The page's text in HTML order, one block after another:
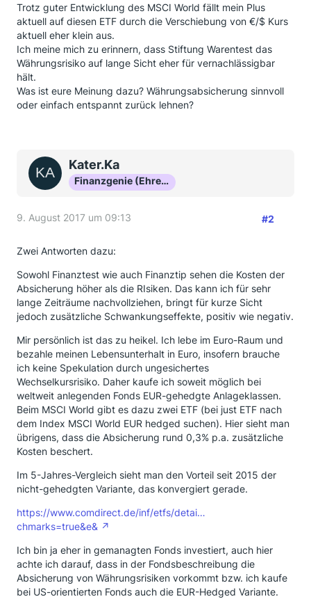
Trotz guter Entwicklung des MSCI World fällt mein Plus
aktuell auf diesen ETF durch die Verschiebung von €/$ Kurs
aktuell eher klein aus.
Ich meine mich zu erinnern, dass Stiftung Warentest das
Währungsrisiko auf lange Sicht eher für vernachlässigbar
hält.
Was ist eure Meinung dazu? Währungsabsicherung sinnvoll
oder einfach entspannt zurück lehnen?
Kater.Ka
Finanzgenie (Ehrenmitglied)
9. August 2017 um 09:13 #2
Zwei Antworten dazu:
Sowohl Finanztest wie auch Finanztip sehen die Kosten der
Absicherung höher als die RIsiken. Das kann ich für sehr
lange Zeiträume nachvollziehen, bringt für kurze Sicht
jedoch zusätzliche Schwankungseffekte, positiv wie negativ.
Mir persönlich ist das zu heikel. Ich lebe im Euro-Raum und
bezahle meinen Lebensunterhalt in Euro, insofern brauche
ich keine Spekulation durch ungesichertes
Wechselkursrisiko. Daher kaufe ich soweit möglich bei
weltweit anlegenden Fonds EUR-gehedgte Anlageklassen.
Beim MSCI World gibt es dazu zwei ETF (bei just ETF nach
dem Index MSCI World EUR hedged suchen). Hier sieht man
übrigens, dass die Absicherung rund 0,3% p.a. zusätzliche
Kosten beschert.
Im 5-Jahres-Vergleich sieht man den Vorteil seit 2015 der
nicht-gehedgten Variante, das konvergiert gerade.
https://www.comdirect.de/inf/etfs/detai…
chmarks=true&e&
Ich bin ja eher in gemanagten Fonds investiert, auch hier
achte ich darauf, dass in der Fondsbeschreibung die
Absicherung von Währungsrisiken vorkommt bzw. ich kaufe
bei US-orientierten Fonds auch die EUR-Hedged Variante.